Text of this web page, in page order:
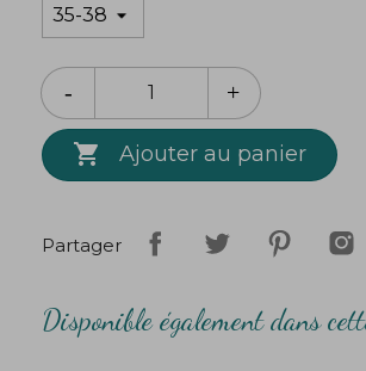
 Ajouter au panier
Partager
Disponible également dans